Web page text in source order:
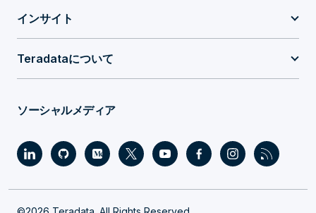
インサイト
Teradataについて
ソーシャルメディア